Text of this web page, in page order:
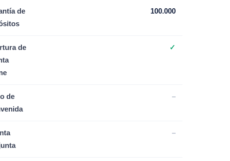
de
100.000
de
✓
de
–
–